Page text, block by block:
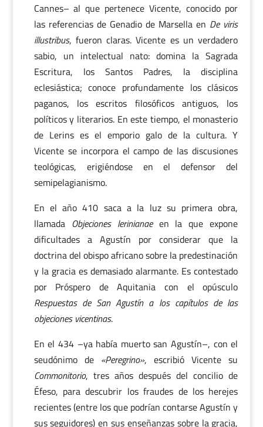
Cannes– al que pertenece Vicente, conocido por
las referencias de Genadio de Marsella en De viris
illustribus, fueron claras. Vicente es un verdadero
sabio, un intelectual nato: domina la Sagrada
Escritura, los Santos Padres, la disciplina
eclesiástica; conoce profundamente los clásicos
paganos, los escritos filosóficos antiguos, los
políticos y literarios. En este tiempo, el monasterio
de Lerins es el emporio galo de la cultura. Y
Vicente se incorpora el campo de las discusiones
teológicas, erigiéndose en el defensor del
semipelagianismo.
En el año 410 saca a la luz su primera obra,
llamada Objeciones lerinianae en la que expone
dificultades a Agustín por considerar que la
doctrina del obispo africano sobre la predestinación
y la gracia es demasiado alarmante. Es contestado
por Próspero de Aquitania con el opúsculo
Respuestas de San Agustín a los capítulos de las
objeciones vicentinas.
En el 434 –ya había muerto san Agustín–, con el
seudónimo de «Peregrino», escribió Vicente su
Commonitorio, tres años después del concilio de
Éfeso, para descubrir los fraudes de los herejes
recientes (entre los que podrían contarse Agustín y
sus seguidores) en sus enseñanzas sobre la gracia,